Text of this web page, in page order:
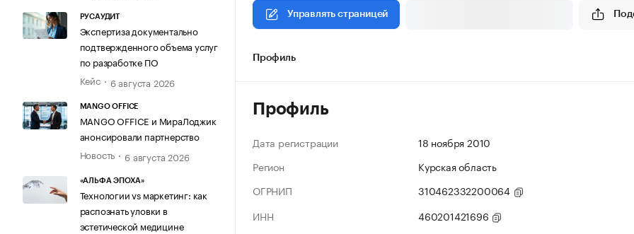
РУСАУДИТ
Экспертиза документально
подтвержденного объема услуг
по разработке ПО
Кейс
6 августа 2026
MANGO OFFICE
MANGO OFFICE и МираЛоджик
анонсировали партнерство
Новость
6 августа 2026
«АЛЬФА ЭПОХА»
Технологии vs маркетинг: как
распознать уловки в
эстетической медицине
Управлять страницей
Профиль
Профиль
Дата регистрации
18 ноября 2010
Регион
Курская область
ОГРНИП
310462332200064
ИНН
460201421696